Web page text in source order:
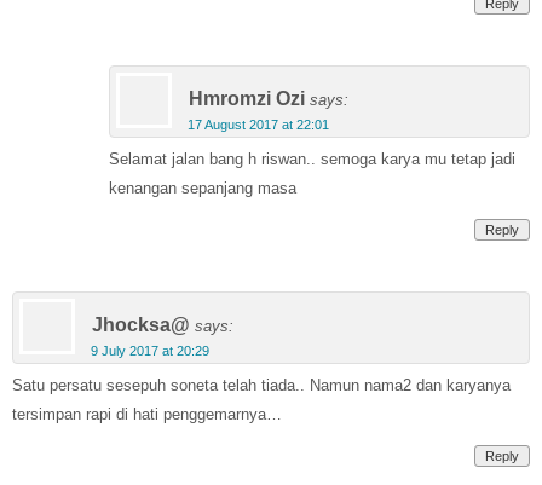
Reply
Hmromzi Ozi says:
17 August 2017 at 22:01
Selamat jalan bang h riswan.. semoga karya mu tetap jadi
kenangan sepanjang masa
Reply
Jhocksa@ says:
9 July 2017 at 20:29
Satu persatu sesepuh soneta telah tiada.. Namun nama2 dan karyanya
tersimpan rapi di hati penggemarnya…
Reply